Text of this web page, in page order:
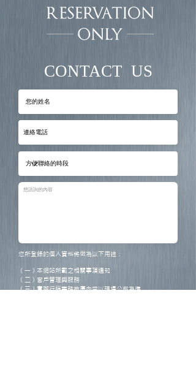
CONTACT US
您所登錄的個人資料將做為以下用途：
（一）本網站所載之相關事項通知
（二）客戶管理與服務
（三）實際行銷業務推廣內容以現場公布為準